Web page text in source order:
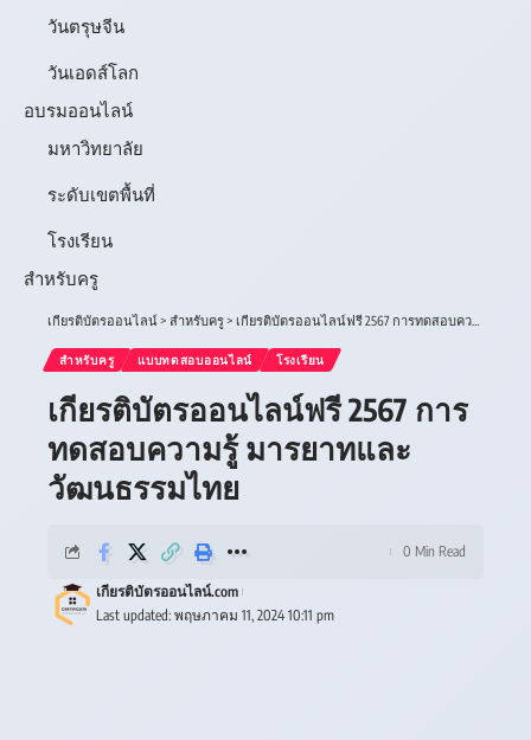
วันตรุษจีน
วันเอดส์โลก
อบรมออนไลน์
มหาวิทยาลัย
ระดับเขตพื้นที่
โรงเรียน
สำหรับครู
เกียรติบัตรออนไลน์> สำหรับครู> เกียรติบัตรออนไลน์ฟรี 2567 การทดสอบความรู้ มารยาทและวัฒนธรรมไทย
สำหรับครู แบบทดสอบออนไลน์ โรงเรียน
เกียรติบัตรออนไลน์ฟรี 2567 การ
ทดสอบความรู้ มารยาทและ
วัฒนธรรมไทย
Last updated: พฤษภาคม 11, 2024 10:11 pm
เกียรติบัตรออนไลน์.com
0 Min Read